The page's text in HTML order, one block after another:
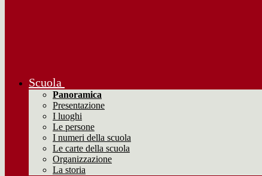
Scuola
Panoramica
Presentazione
I luoghi
Le persone
I numeri della scuola
Le carte della scuola
Organizzazione
La storia